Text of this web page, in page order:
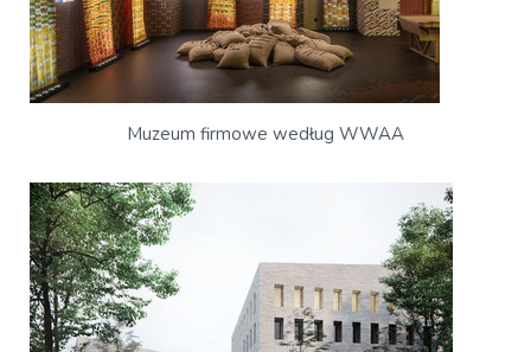
Muzeum firmowe według WWAA